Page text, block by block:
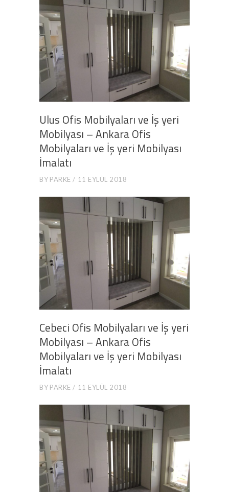
Ulus Ofis Mobilyaları ve İş yeri
Mobilyası – Ankara Ofis
Mobilyaları ve İş yeri Mobilyası
İmalatı
BY PARKE 11 EYLÜL 2018
Cebeci Ofis Mobilyaları ve İş yeri
Mobilyası – Ankara Ofis
Mobilyaları ve İş yeri Mobilyası
İmalatı
BY PARKE 11 EYLÜL 2018